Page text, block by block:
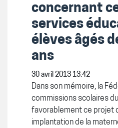
concernant
services
élèves âgés
ans
30 avril 2013 13:42
Dans son mémoire, la
commissions scolaires
favorablement ce projet
implantation de la